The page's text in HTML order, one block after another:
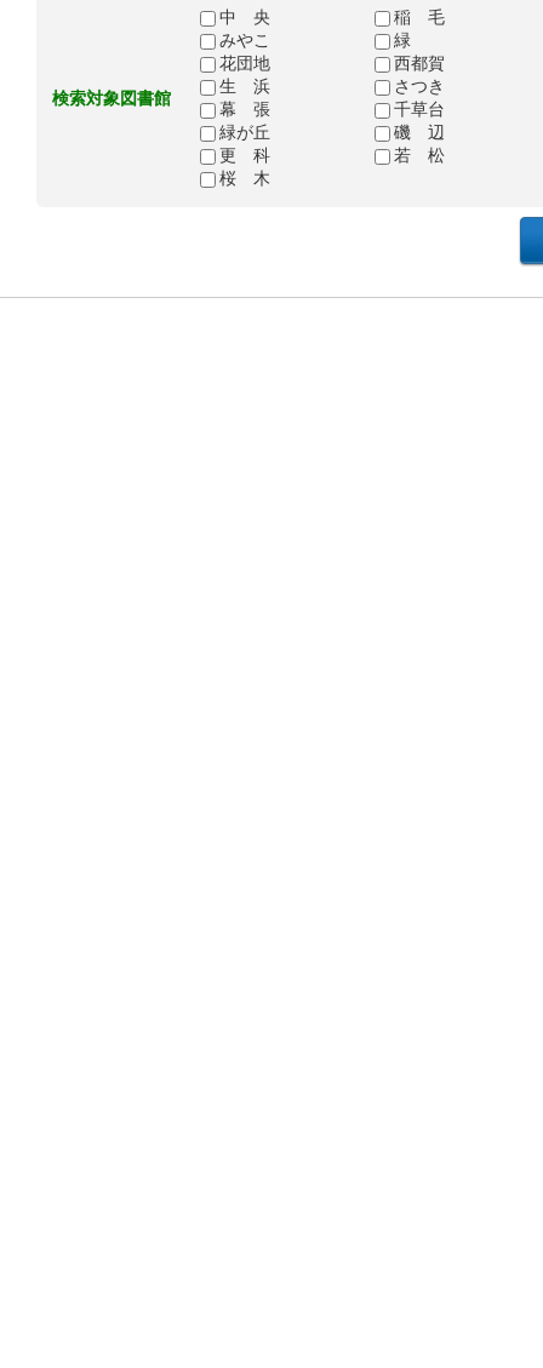
検索対象図書館
中 央
稲 毛
みやこ
緑
花団地
西都賀
生 浜
さつき
幕 張
千草台
緑が丘
磯 辺
更 科
若 松
桜 木